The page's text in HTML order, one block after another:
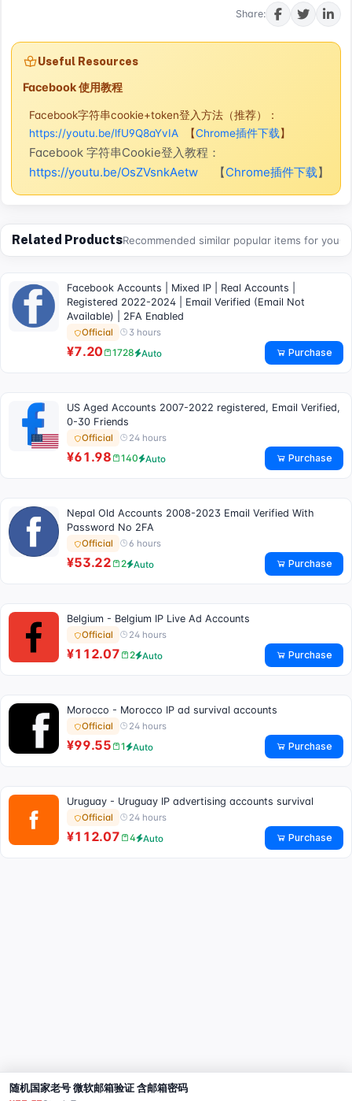
Share:
Useful Resources
Facebook 使用教程
Facebook字符串cookie+token登入方法（推荐）：
https://youtu.be/lfU9Q8aYvIA 【Chrome插件下载】
Facebook 字符串Cookie登入教程：
https://youtu.be/OsZVsnkAetw
【Chrome插件下载】
Related ProductsRecommended similar popular items for you
Facebook Accounts | Mixed IP | Real Accounts |
Registered 2022-2024 | Email Verified (Email Not
Available) | 2FA Enabled
Official 3 hours
¥7.20 1728 Auto Purchase
US Aged Accounts 2007-2022 registered, Email Verified,
0-30 Friends
Official 24 hours
¥61.98 140 Auto Purchase
Nepal Old Accounts 2008-2023 Email Verified With
Password No 2FA
Official 6 hours
¥53.22 2 Auto Purchase
Belgium - Belgium IP Live Ad Accounts
Official 24 hours
¥112.07 2 Auto Purchase
Morocco - Morocco IP ad survival accounts
Official 24 hours
¥99.55 1 Auto Purchase
Uruguay - Uruguay IP advertising accounts survival
Official 24 hours
¥112.07 4 Auto Purchase
随机国家老号 微软邮箱验证 含邮箱密码